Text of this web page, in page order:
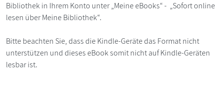
Bibliothek in Ihrem Konto unter „Meine eBooks“ - „Sofort online
lesen über Meine Bibliothek“.
Bitte beachten Sie, dass die Kindle-Geräte das Format nicht
unterstützen und dieses eBook somit nicht auf Kindle-Geräten
lesbar ist.